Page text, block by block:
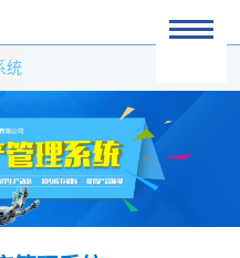
统